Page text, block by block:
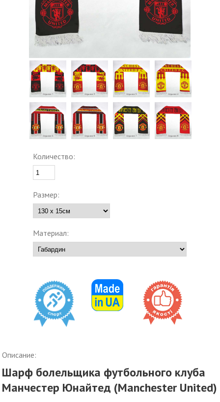
Количество:
Размер:
Материал:
Описание:
Шарф болельщика футбольного клуба
Манчестер Юнайтед (Manchester United)